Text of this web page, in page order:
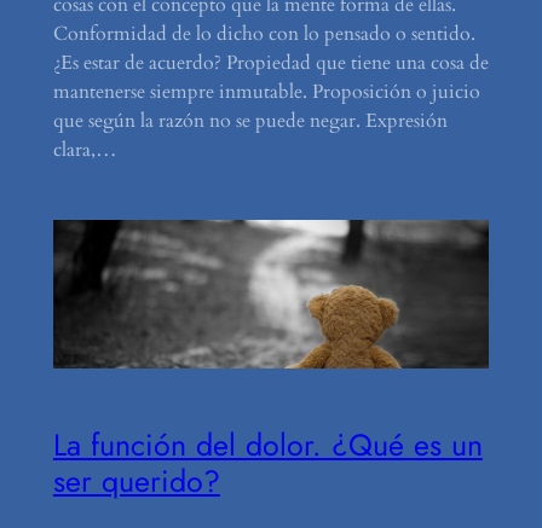
Conformidad de lo dicho con lo pensado o sentido.
¿Es estar de acuerdo? Propiedad que tiene una cosa de
mantenerse siempre inmutable. Proposición o juicio
que según la razón no se puede negar. Expresión
clara,…
La función del dolor. ¿Qué es un
ser querido?